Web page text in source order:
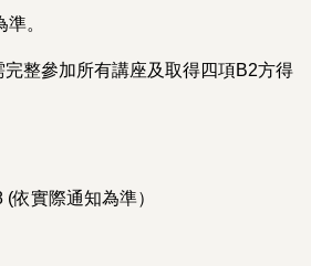
。
整參加所有講座及取得四項B2方得
依實際通知為準）